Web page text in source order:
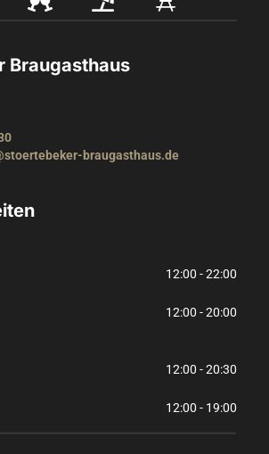
Braugasthaus
braugasthaus.de
12:00 - 22:00
12:00 - 20:00
12:00 - 20:30
12:00 - 19:00